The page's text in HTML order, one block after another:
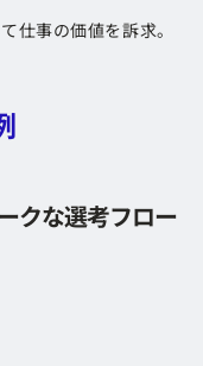
仕事の価値を訴求。
クな選考フロー